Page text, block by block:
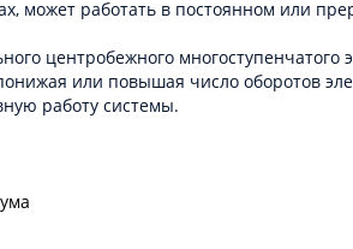
может работать в постоянном или
центробежного
или повышая число оборотов
работу системы.